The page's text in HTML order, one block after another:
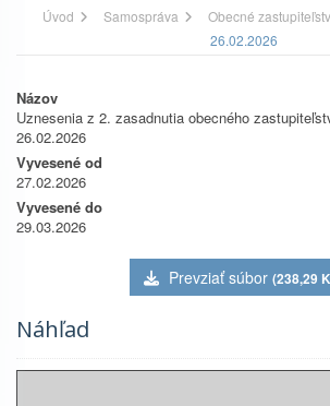
Úvod Samospráva Obecné
26.02.2026
Názov
Uznesenia z 2. zasadnutia obecného
26.02.2026
Vyvesené od
27.02.2026
Vyvesené do
29.03.2026
Prevziať súbor (238,29
Náhľad